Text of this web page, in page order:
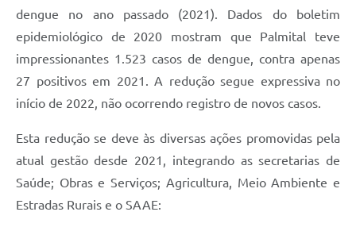
dengue no ano passado (2021). Dados do boletim
epidemiológico de 2020 mostram que Palmital teve
impressionantes 1.523 casos de dengue, contra apenas
27 positivos em 2021. A redução segue expressiva no
início de 2022, não ocorrendo registro de novos casos.
Esta redução se deve às diversas ações promovidas pela
atual gestão desde 2021, integrando as secretarias de
Saúde; Obras e Serviços; Agricultura, Meio Ambiente e
Estradas Rurais e o SAAE: